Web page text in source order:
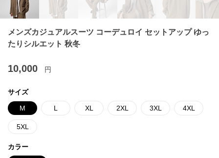
メンズカジュアルスーツ コーデュロイ セットアップ ゆっ
たりシルエット 秋冬
10,000 円
サイズ
M L XL 2XL 3XL 4XL
5XL
カラー